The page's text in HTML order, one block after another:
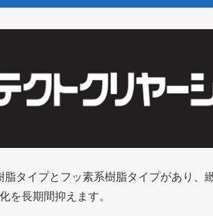
タイプとフッ素系樹脂タイプがあり、
を長期間抑えます。